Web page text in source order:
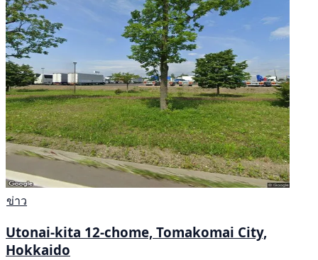
ข่าว
Utonai-kita 12-chome, Tomakomai City,
Hokkaido